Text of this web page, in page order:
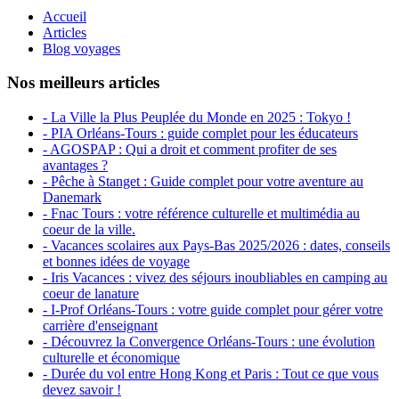
Accueil
Articles
Blog voyages
Nos meilleurs articles
- La Ville la Plus Peuplée du Monde en 2025 : Tokyo !
- PIA Orléans-Tours : guide complet pour les éducateurs
- AGOSPAP : Qui a droit et comment profiter de ses
avantages ?
- Pêche à Stanget : Guide complet pour votre aventure au
Danemark
- Fnac Tours : votre référence culturelle et multimédia au
coeur de la ville.
- Vacances scolaires aux Pays-Bas 2025/2026 : dates, conseils
et bonnes idées de voyage
- Iris Vacances : vivez des séjours inoubliables en camping au
coeur de lanature
- I-Prof Orléans-Tours : votre guide complet pour gérer votre
carrière d'enseignant
- Découvrez la Convergence Orléans-Tours : une évolution
culturelle et économique
- Durée du vol entre Hong Kong et Paris : Tout ce que vous
devez savoir !